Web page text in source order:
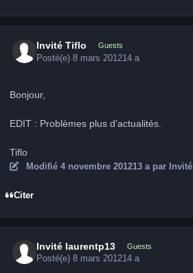
Invité Tiflo Guests
Posté(e)8 mars 201214 a
Bonjour,
EDIT : Problèmes plus d'actualités.
Tiflo
Modifié 4 novembre 201213 apar Invité
Citer
Invité laurentp13 Guests
Posté(e)8 mars 201214 a